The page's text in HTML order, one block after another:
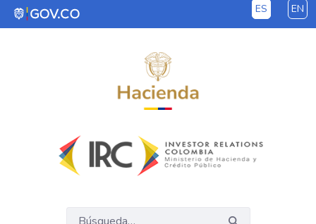
Saltar al contenido principal ES EN